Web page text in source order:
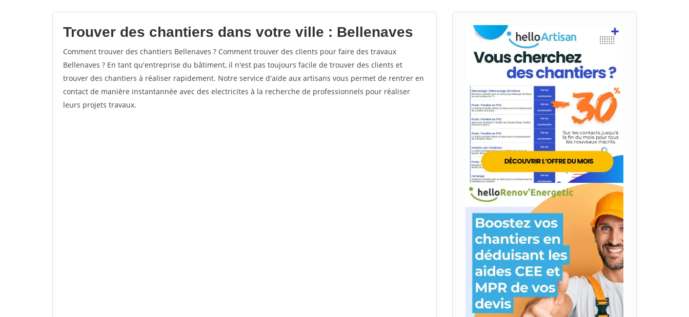
Trouver des chantiers dans votre ville : Bellenaves
Comment trouver des chantiers Bellenaves ? Comment trouver des clients pour faire des travaux
Bellenaves ? En tant qu'entreprise du bâtiment, il n'est pas toujours facile de trouver des clients et
trouver des chantiers à réaliser rapidement. Notre service d'aide aux artisans vous permet de rentrer en
contact de manière instantannée avec des electricites à la recherche de professionnels pour réaliser
leurs projets travaux.